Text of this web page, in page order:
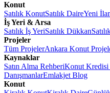
Konut
Satılık KonutSatılık DaireYeni
İş Yeri & Arsa
Satılık İş YeriSatılık Dükkan
Projeler
Tüm ProjelerAnkara Konut
Kaynaklar
Satın Alma RehberiKonut Kredisi
DanışmanlarEmlakjet Blog
Konut